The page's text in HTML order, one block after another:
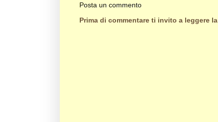
Posta un commento
Prima di commentare ti invito a leggere la